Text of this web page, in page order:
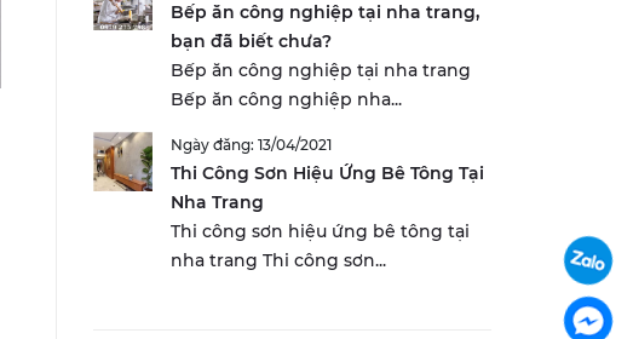
Bếp ăn công nghiệp tại nha trang,
bạn đã biết chưa?
Bếp ăn công nghiệp tại nha trang
Bếp ăn công nghiệp nha...
Ngày đăng: 13/04/2021
Thi Công Sơn Hiệu Ứng Bê Tông Tại
Nha Trang
Thi công sơn hiệu ứng bê tông tại
nha trang Thi công sơn...